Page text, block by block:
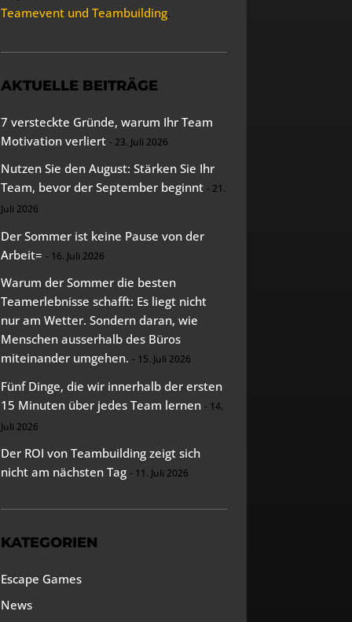
Teamevent und Teambuilding.
AKTUELLE BEITRÄGE
7 versteckte Gründe, warum Ihr Team
Motivation verliert
23. Juli 2026
Nutzen Sie den August: Stärken Sie Ihr
Team, bevor der September beginnt
21.
Juli 2026
Der Sommer ist keine Pause von der
Arbeit=
16. Juli 2026
Warum der Sommer die besten
Teamerlebnisse schafft: Es liegt nicht
nur am Wetter. Sondern daran, wie
Menschen ausserhalb des Büros
miteinander umgehen.
15. Juli 2026
Fünf Dinge, die wir innerhalb der ersten
15 Minuten über jedes Team lernen
14.
Juli 2026
Der ROI von Teambuilding zeigt sich
nicht am nächsten Tag
11. Juli 2026
KATEGORIEN
Escape Games
News